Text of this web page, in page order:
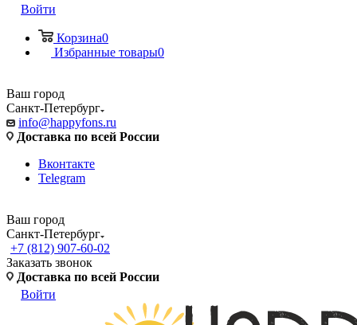
Войти
Корзина0
Избранные товары0
Ваш город
Санкт-Петербург
info@happyfons.ru
Доставка по всей России
Вконтакте
Telegram
Ваш город
Санкт-Петербург
+7 (812) 907-60-02
Заказать звонок
Доставка по всей России
Войти